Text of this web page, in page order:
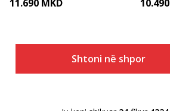
11.690 MKD
Shtoni në shportë
10.490